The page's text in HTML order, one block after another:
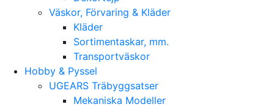
Väskor, Förvaring & Kläder
Kläder
Sortimentaskar, mm.
Transportväskor
Hobby & Pyssel
UGEARS Träbyggsatser
Mekaniska Modeller